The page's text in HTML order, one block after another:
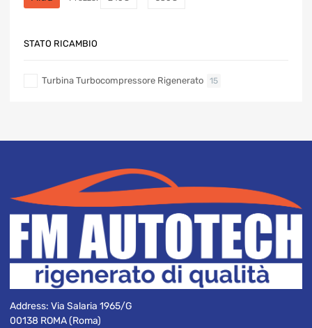
STATO RICAMBIO
Turbina Turbocompressore Rigenerato 15
Address: Via Salaria 1965/G
00138 ROMA (Roma)